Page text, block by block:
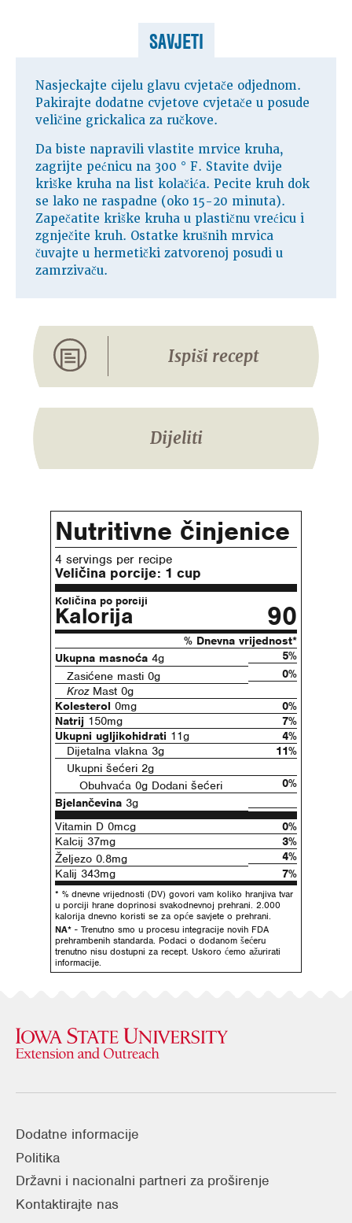
SAVJETI
Nasjeckajte cijelu glavu cvjetače odjednom.
Pakirajte dodatne cvjetove cvjetače u posude
veličine grickalica za ručkove.
Da biste napravili vlastite mrvice kruha,
zagrijte pećnicu na 300 ° F. Stavite dvije
kriške kruha na list kolačića. Pecite kruh dok
se lako ne raspadne (oko 15-20 minuta).
Zapečatite kriške kruha u plastičnu vrećicu i
zgnječite kruh. Ostatke krušnih mrvica
čuvajte u hermetički zatvorenoj posudi u
zamrzivaču.
Ispiši recept
Dijeliti
Nutritivne činjenice
4 servings per recipe
Veličina porcije: 1 cup
Količina po porciji
Kalorija 90
% Dnevna vrijednost*
Ukupna masnoća 4g
5%
Zasićene masti 0g
0%
KrozMast 0g
Kolesterol 0mg
0%
Natrij 150mg
7%
Ukupni ugljikohidrati 11g
4%
Dijetalna vlakna 3g
11%
Ukupni šećeri 2g
Obuhvaća 0g Dodani šećeri
0%
Bjelančevina 3g
Vitamin D 0mcg
0%
Kalcij 37mg
3%
Željezo 0.8mg
4%
Kalij 343mg
7%
* % dnevne vrijednosti (DV) govori vam koliko hranjiva tvar
u porciji hrane doprinosi svakodnevnoj prehrani. 2.000
kalorija dnevno koristi se za opće savjete o prehrani.
NA* - Trenutno smo u procesu integracije novih FDA
prehrambenih standarda. Podaci o dodanom šećeru
trenutno nisu dostupni za recept. Uskoro ćemo ažurirati
informacije.
Dodatne informacije
Politika
Državni i nacionalni partneri za proširenje
Kontaktirajte nas